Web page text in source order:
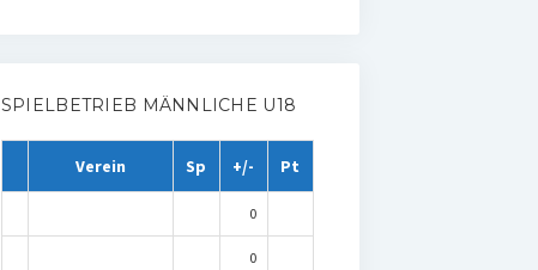
SPIELBETRIEB MÄNNLICHE U18
Verein Sp +/- Pt
0
0